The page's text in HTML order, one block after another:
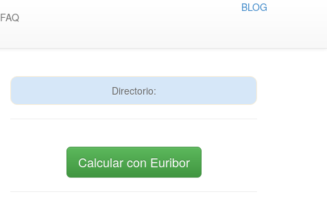
FAQ
BLOG
Directorio:
Calcular con Euribor